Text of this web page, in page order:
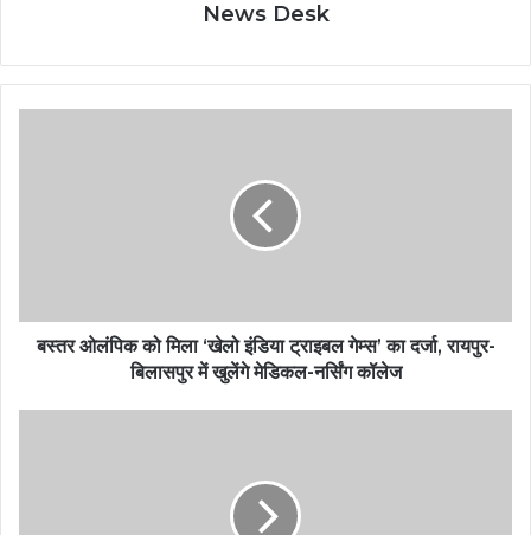
News Desk
बस्तर ओलंपिक को मिला ‘खेलो इंडिया ट्राइबल गेम्स’ का दर्जा, रायपुर-
बिलासपुर में खुलेंगे मेडिकल-नर्सिंग कॉलेज